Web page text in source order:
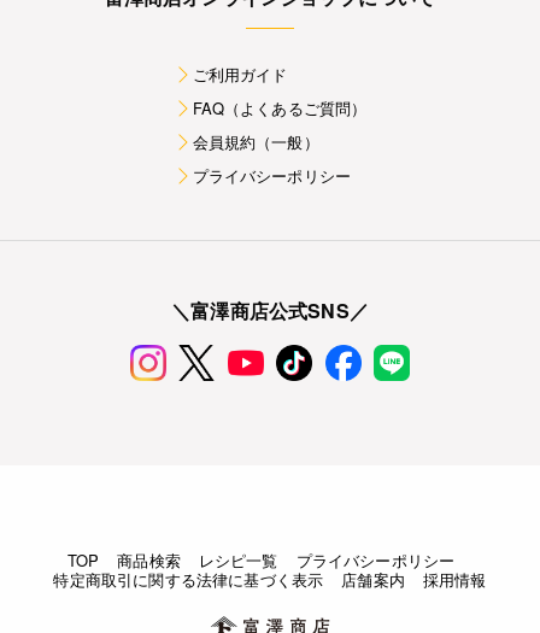
ご利用ガイド
FAQ（よくあるご質問）
会員規約（一般）
プライバシーポリシー
＼富澤商店公式SNS／
TOP 商品検索 レシピ一覧
プライバシーポリシー
特定商取引に関する法律に基づく表示
店舗案内 採用情報